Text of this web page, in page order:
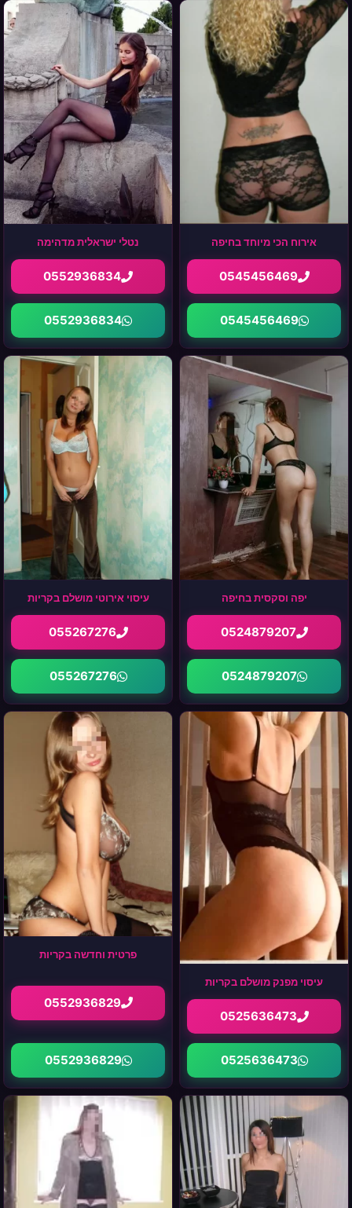
אירוח הכי מיוחד בחיפה
0545456469
0545456469
נטלי ישראלית מדהימה
0552936834
0552936834
יפה וסקסית בחיפה
0524879207
0524879207
עיסוי אירוטי מושלם בקריות
055267276
055267276
עיסוי מפנק מושלם בקריות
0525636473
0525636473
פרטית וחדשה בקריות
0552936829
0552936829